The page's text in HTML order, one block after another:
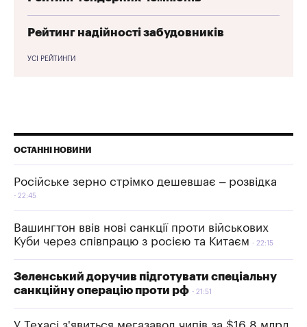
Рейтинг надійності забудовників
УСІ РЕЙТИНГИ
ОСТАННІ НОВИНИ
Російське зерно стрімко дешевшає – розвідка
22:45
Вашингтон ввів нові санкції проти військових
Куби через співпрацю з росією та Китаєм
22:15
Зеленський доручив підготувати спеціальну
санкційну операцію проти рф
21:51